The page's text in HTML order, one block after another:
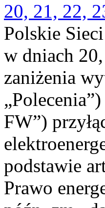
20, 21, 22,
Polskie
w dniach
zaniżenia
FW”)
podstawie
Prawo